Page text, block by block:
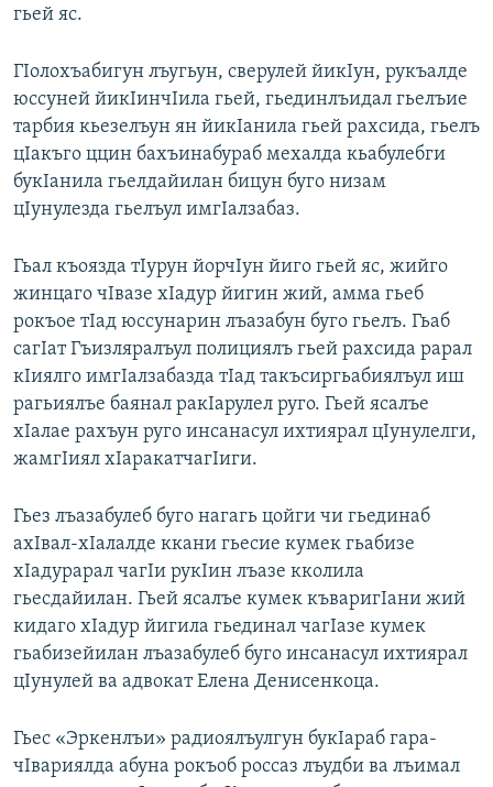
гьей яс.
ГIолохъабигун лъугьун, сверулей йикIун, рукъалде
юссуней йикIинчIила гьей, гьединлъидал гьелъие
тарбия кьезелъун ян йикIанила гьей рахсида, гьелъ
цIакъго ццин бахъинабураб мехалда кьабулебги
букIанила гьелдайилан бицун буго низам
цIунулезда гьелъул имгIалзабаз.
Гьал къоязда тIурун йорчIун йиго гьей яс, жийго
жинцаго чIвазе хIадур йигин жий, амма гьеб
рокъое тIад юссунарин лъазабун буго гьелъ. Гьаб
сагIат Гъизляралъул полициялъ гьей рахсида рарал
кIиялго имгIалзабазда тIад такъсиргьабиялъул иш
рагьиялъе баянал ракIарулел руго. Гьей ясалъе
хIалае рахъун руго инсанасул ихтиярал цIунулелги,
жамгIиял хIаракатчагIиги.
Гьез лъазабулеб буго нагагь цойги чи гьединаб
ахIвал-хIалалде ккани гьесие кумек гьабизе
хIадурарал чагIи рукIин лъазе кколила
гьесдайилан. Гьей ясалъе кумек къваригIани жий
кидаго хIадур йигила гьединал чагIазе кумек
гьабизейилан лъазабулеб буго инсанасул ихтиярал
цIунулей ва адвокат Елена Денисенкоца.
Гьес «Эркенлъи» радиоялъулгун букIараб гара-
чIвариялда абуна рокъоб россаз лъудби ва лъимал